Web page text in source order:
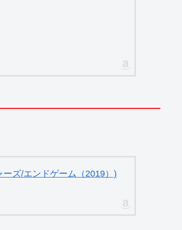
ズ/エンドゲーム（2019）)